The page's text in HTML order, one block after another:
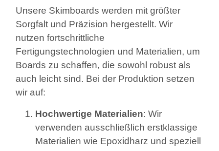
Unsere Skimboards werden mit größter
Sorgfalt und Präzision hergestellt. Wir
nutzen fortschrittliche
Fertigungstechnologien und Materialien, um
Boards zu schaffen, die sowohl robust als
auch leicht sind. Bei der Produktion setzen
wir auf:
Hochwertige Materialien: Wir
verwenden ausschließlich erstklassige
Materialien wie Epoxidharz und speziell